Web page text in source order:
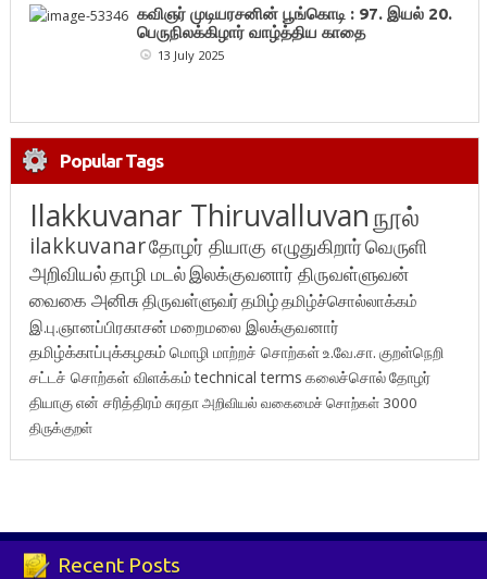
கவிஞர் முடியரசனின் பூங்கொடி : 97. இயல் 20.
பெருநிலக்கிழார் வாழ்த்திய காதை
13 July 2025
Popular Tags
Ilakkuvanar Thiruvalluvanநூல்
ilakkuvanarதோழர் தியாகு எழுதுகிறார்வெருளி
அறிவியல்தாழி மடல்இலக்குவனார் திருவள்ளுவன்
வைகை அனிசுதிருவள்ளுவர்தமிழ்தமிழ்ச்சொல்லாக்கம்
இ.பு.ஞானப்பிரகாசன் மறைமலை இலக்குவனார்
தமிழ்க்காப்புக்கழகம் மொழி மாற்றச் சொற்கள்உ.வே.சா. குறள்நெறி
சட்டச் சொற்கள் விளக்கம்technical terms கலைச்சொல்தோழர்
தியாகுஎன் சரித்திரம்சுரதாஅறிவியல் வகைமைச் சொற்கள் 3000
திருக்குறள்
Recent Posts